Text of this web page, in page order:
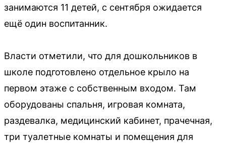
занимаются 11 детей, с сентября ожидается
ещё один воспитанник.
Власти отметили, что для дошкольников в
школе подготовлено отдельное крыло на
первом этаже с собственным входом. Там
оборудованы спальня, игровая комната,
раздевалка, медицинский кабинет, прачечная,
три туалетные комнаты и помещения для